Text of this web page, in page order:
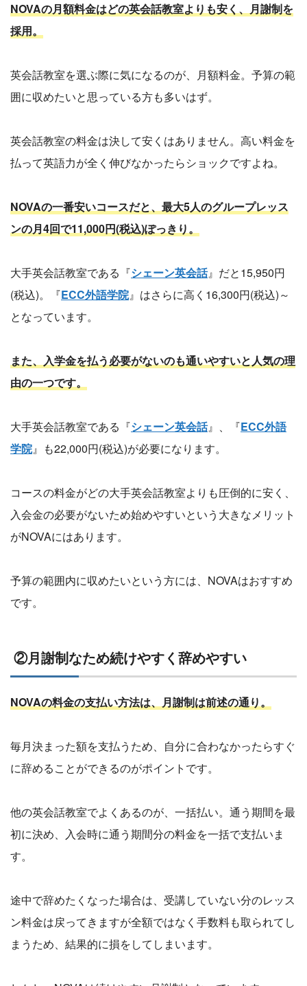
NOVAの月額料金はどの英会話教室よりも安く、月謝制を
採用。
英会話教室を選ぶ際に気になるのが、月額料金。予算の範
囲に収めたいと思っている方も多いはず。
英会話教室の料金は決して安くはありません。高い料金を
払って英語力が全く伸びなかったらショックですよね。
NOVAの一番安いコースだと、最大5人のグループレッス
ンの月4回で11,000円(税込)ぽっきり。
大手英会話教室である『シェーン英会話』だと15,950円
(税込)。『ECC外語学院』はさらに高く16,300円(税込)～
となっています。
また、入学金を払う必要がないのも通いやすいと人気の理
由の一つです。
大手英会話教室である『シェーン英会話』、『ECC外語
学院』も22,000円(税込)が必要になります。
コースの料金がどの大手英会話教室よりも圧倒的に安く、
入会金の必要がないため始めやすいという大きなメリット
がNOVAにはあります。
予算の範囲内に収めたいという方には、NOVAはおすすめ
です。
②月謝制なため続けやすく辞めやすい
NOVAの料金の支払い方法は、月謝制は前述の通り。
毎月決まった額を支払うため、自分に合わなかったらすぐ
に辞めることができるのがポイントです。
他の英会話教室でよくあるのが、一括払い。通う期間を最
初に決め、入会時に通う期間分の料金を一括で支払いま
す。
途中で辞めたくなった場合は、受講していない分のレッス
ン料金は戻ってきますが全額ではなく手数料も取られてし
まうため、結果的に損をしてしまいます。